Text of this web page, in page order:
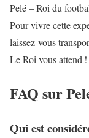
Pelé – Roi du
Pour vivre cette
laissez-vous
Le Roi vous attend !
FAQ sur
Qui est